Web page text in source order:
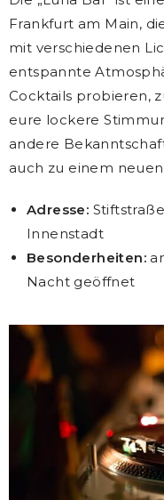
Frankfurt am Main,
mit verschiedenen
entspannte
Cocktails probieren,
eure lockere
andere
auch zu einem
Adresse:
Innenstadt
Besonderheiten:
Nacht geöffnet